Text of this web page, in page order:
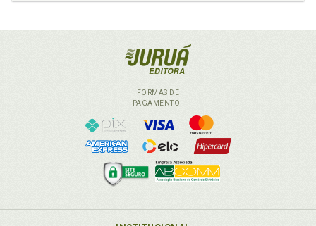
FORMAS DE
PAGAMENTO